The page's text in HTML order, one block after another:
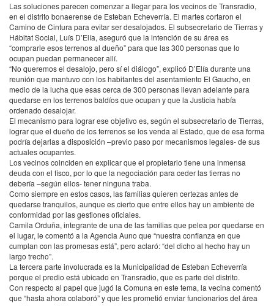
Las soluciones parecen comenzar a llegar para los vecinos de Transradio,
en el distrito bonaerense de Esteban Echeverría. El martes cortaron el
Camino de Cintura para evitar ser desalojados. El subsecretario de Tierras y
Hábitat Social, Luís D’Elía, aseguró que la intención de su área es
“comprarle esos terrenos al dueño” para que las 300 personas que lo
ocupan puedan permanecer allí.
“No queremos el desalojo, pero sí el diálogo”, explicó D’Elía durante una
reunión que mantuvo con los habitantes del asentamiento El Gaucho, en
medio de la lucha que esas cerca de 300 personas llevan adelante para
quedarse en los terrenos baldíos que ocupan y que la Justicia había
ordenado desalojar.
El mecanismo para lograr ese objetivo es, según el subsecretario de Tierras,
lograr que el dueño de los terrenos se los venda al Estado, que de esa forma
podría dejarlas a disposición –previo paso por mecanismos legales- de sus
actuales ocupantes.
Los vecinos coinciden en explicar que el propietario tiene una inmensa
deuda con el fisco, por lo que la negociación para ceder las tierras no
debería –según ellos- tener ninguna traba.
Como siempre en estos casos, las familias quieren certezas antes de
quedarse tranquilos, aunque es cierto que entre ellos hay un ambiente de
conformidad por las gestiones oficiales.
Camila Orduña, integrante de una de las familias que pelea por quedarse en
el lugar, le comentó a la Agencia Auno que “nuestra confianza en que
cumplan con las promesas está”, pero aclaró: “del dicho al hecho hay un
largo trecho”.
La tercera parte involucrada es la Municipalidad de Esteban Echeverría
porque el predio está ubicado en Transradio, que es parte del distrito.
Con respecto al papel que jugó la Comuna en este tema, la vecina comentó
que “hasta ahora colaboró” y que les prometió enviar funcionarios del área